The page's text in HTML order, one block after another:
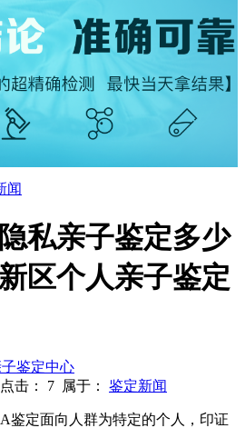
闻
私亲子鉴定多少
区个人亲子鉴定
鉴定中心
点击： 7 属于： 鉴定新闻
鉴定面向人群为特定的个人，印证